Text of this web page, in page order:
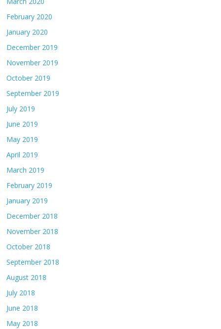
February 2020
January 2020
December 2019
November 2019
October 2019
September 2019
July 2019
June 2019
May 2019
April 2019
March 2019
February 2019
January 2019
December 2018
November 2018
October 2018
September 2018
August 2018
July 2018
June 2018
May 2018